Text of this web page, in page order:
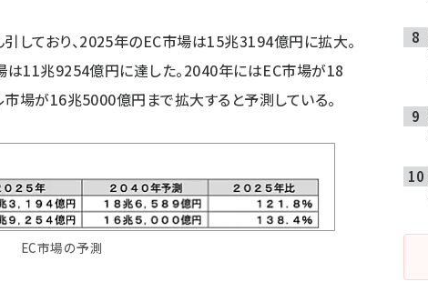
しており、2025年のEC市場は15兆3194億円に拡大。
は11兆9254億円に達した。2040年にはEC市場が18
場が16兆5000億円まで拡大すると予測している。
EC市場の予測